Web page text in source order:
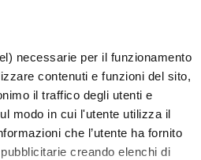
necessarie per il funzionamento
contenuti e funzioni del sito,
il traffico degli utenti e
modo in cui l'utente utilizza il
che l’utente ha fornito
creando elenchi di
PROGETTI NEWS